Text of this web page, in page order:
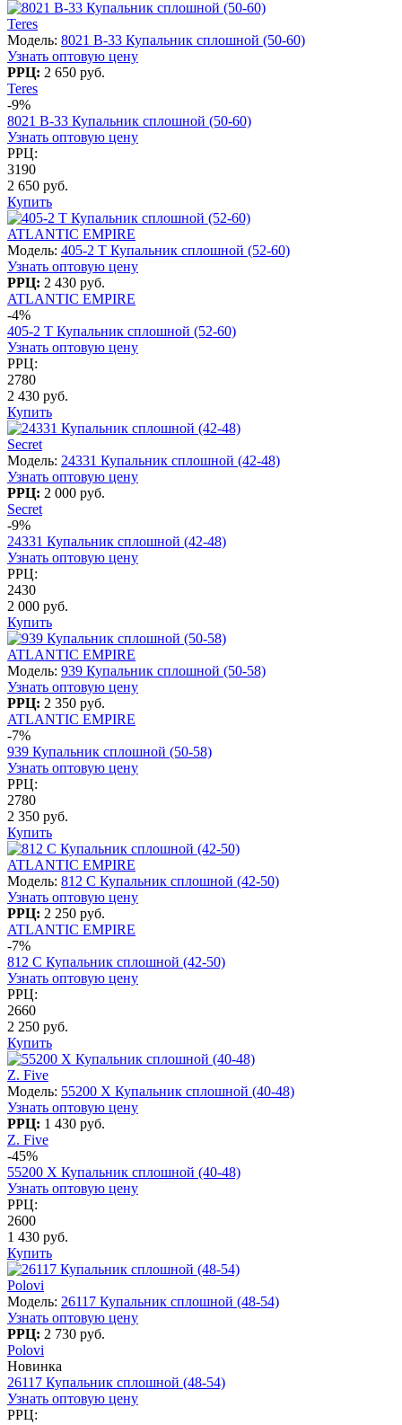
Teres
Модель: 8021 B-33 Купальник сплошной (50-60)
Узнать оптовую цену
РРЦ: 2 650 руб.
Teres
-9%
8021 B-33 Купальник сплошной (50-60)
Узнать оптовую цену
РРЦ:
3190
2 650 руб.
Купить
ATLANTIC EMPIRE
Модель: 405-2 T Купальник сплошной (52-60)
Узнать оптовую цену
РРЦ: 2 430 руб.
ATLANTIC EMPIRE
-4%
405-2 T Купальник сплошной (52-60)
Узнать оптовую цену
РРЦ:
2780
2 430 руб.
Купить
Secret
Модель: 24331 Купальник сплошной (42-48)
Узнать оптовую цену
РРЦ: 2 000 руб.
Secret
-9%
24331 Купальник сплошной (42-48)
Узнать оптовую цену
РРЦ:
2430
2 000 руб.
Купить
ATLANTIC EMPIRE
Модель: 939 Купальник сплошной (50-58)
Узнать оптовую цену
РРЦ: 2 350 руб.
ATLANTIC EMPIRE
-7%
939 Купальник сплошной (50-58)
Узнать оптовую цену
РРЦ:
2780
2 350 руб.
Купить
ATLANTIC EMPIRE
Модель: 812 C Купальник сплошной (42-50)
Узнать оптовую цену
РРЦ: 2 250 руб.
ATLANTIC EMPIRE
-7%
812 C Купальник сплошной (42-50)
Узнать оптовую цену
РРЦ:
2660
2 250 руб.
Купить
Z. Five
Модель: 55200 X Купальник сплошной (40-48)
Узнать оптовую цену
РРЦ: 1 430 руб.
Z. Five
-45%
55200 X Купальник сплошной (40-48)
Узнать оптовую цену
РРЦ:
2600
1 430 руб.
Купить
Polovi
Модель: 26117 Купальник сплошной (48-54)
Узнать оптовую цену
РРЦ: 2 730 руб.
Polovi
Новинка
26117 Купальник сплошной (48-54)
Узнать оптовую цену
РРЦ: